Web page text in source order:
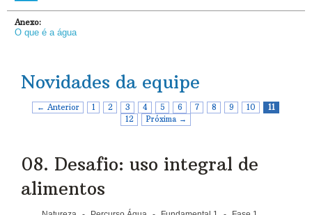
Anexo:
O que é a água
Novidades da equipe
← Anterior 1 2 3 4 5 6 7 8 9 10
11
12
Próxima →
08. Desafio: uso integral de
alimentos